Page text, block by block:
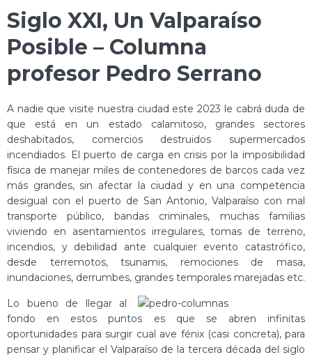
Siglo XXI, Un Valparaíso
Posible – Columna
profesor Pedro Serrano
A nadie que visite nuestra ciudad este 2023 le cabrá duda de
que está en un estado calamitoso, grandes sectores
deshabitados, comercios destruidos supermercados
incendiados. El puerto de carga en crisis por la imposibilidad
física de manejar miles de contenedores de barcos cada vez
más grandes, sin afectar la ciudad y en una competencia
desigual con el puerto de San Antonio, Valparaíso con mal
transporte público, bandas criminales, muchas familias
viviendo en asentamientos irregulares, tomas de terreno,
incendios, y debilidad ante cualquier evento catastrófico,
desde terremotos, tsunamis, remociones de masa,
inundaciones, derrumbes, grandes temporales marejadas etc.
Lo bueno de llegar al
fondo en estos puntos es que se abren infinitas
oportunidades para surgir cual ave fénix (casi concreta), para
pensar y planificar el Valparaíso de la tercera década del siglo